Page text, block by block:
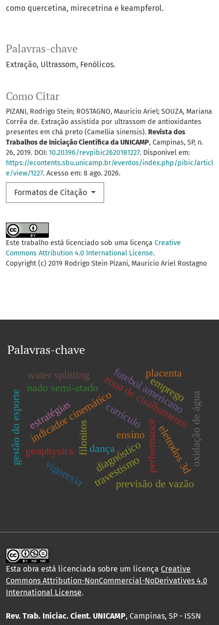
Palavras-chave
Extração Ultrassom Fenólicos.
Como Citar
PIZANI, Rodrigo Stein; ROSTAGNO, Mauricio Ariel; SOUZA, Mariana
Corrêa de. Extração assistida por ultrassom de antioxidantes
presentes em chá preto (Camellia sinensis). Revista dos
Trabalhos de Iniciação Científica da UNICAMP, Campinas, SP, n.
26, 2019. DOI: 10.20396/revpibic2620181227. Disponível em:
https://econtents.sbu.unicamp.br/eventos/index.php/pibic/articl
e/view/1227. Acesso em: 8 ago. 2026.
Formatos de Citação
como quercetina, mirecetrina e keampferol.
Este trabalho está licenciado sob uma licença Creative
Commons Attribution 4.0 International License.
Copyright (c) 2019 Rodrigo Stein Pizani, Mauricio Ariel Rostagno
Palavras-chave
zona de cisalhamento
indicador cinemático
filonitos dança
ensino
nado semi-atado
performance
futebol americano
diagnóstico
gestão do esporte geophysics
travestismo
previsão de vazão
currículo
eletrodos 3d
water splitting
oxidação de água
emprego
vigorexia
estratégias
placenta
Esta obra está licenciada sobre um licença Creative
Commons Attribution-NonCommercial-NoDerivatives 4.0
International License.
Rev. Trab. Iniciac. Cient. UNICAMP, Campinas, SP - ISSN